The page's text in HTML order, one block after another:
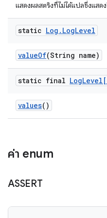
แสดงผลสตริงที่ไม่ได้แปลซึ่งแสด
static Log . LogLevel
valueOf(String name)
static final Log
values()
ค่า enum
ASSERT